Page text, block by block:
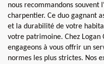
nous recommandons
charpentier. Ce duo gagnant
et la durabilité de votre
votre patrimoine. Chez Logan
engageons à vous offrir un
normes les plus strictes. Nos